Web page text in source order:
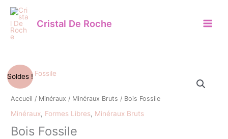
contenu
Cristal De Roche
Soldes !
Accueil / Minéraux / Minéraux Bruts / Bois Fossile
Minéraux, Formes Libres, Minéraux Bruts
Bois Fossile
Le
initial
49,00€.
actuel
34,30€.
quantité
de
Bois